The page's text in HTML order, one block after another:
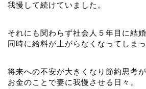
我慢して続けていました。
それにも関わらず社会人５年目に結
同時に給料が上がらなくなってしまっ
将来への不安が大きくなり節約思考が
お金のことで妻に我慢させる日々。